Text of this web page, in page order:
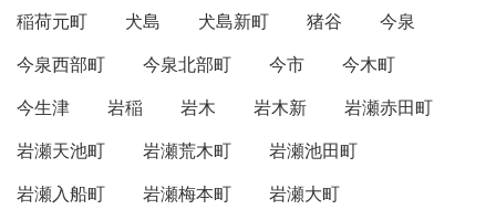
稲荷元町
犬島 犬島新町 猪谷
今泉
今泉西部町
今泉北部町 今市
今木町
今生津
岩稲 岩木 岩木新
岩瀬赤田町
岩瀬天池町
岩瀬荒木町
岩瀬池田町
岩瀬入船町
岩瀬梅本町
岩瀬大町